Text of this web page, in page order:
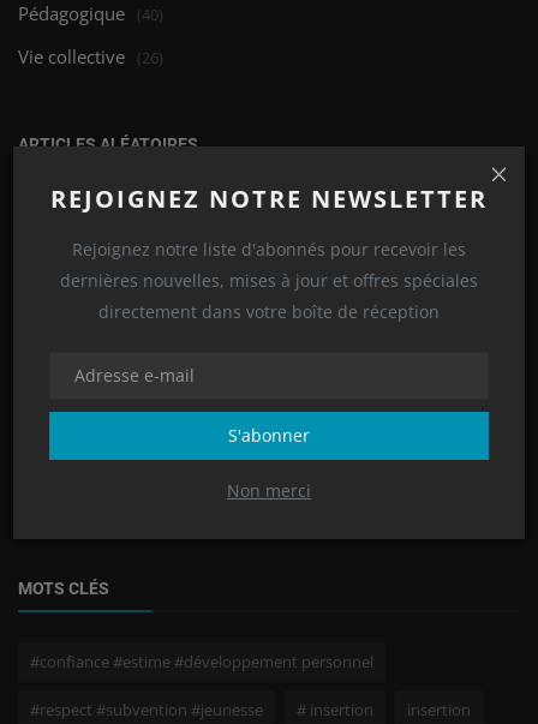
REJOIGNEZ NOTRE NEWSLETTER
Rejoignez notre liste d'abonnés pour recevoir les
dernières nouvelles, mises à jour et offres spéciales
directement dans votre boîte de réception
S'abonner
Non merci
Pédagogique (40)
Vie collective (26)
ARTICLES ALÉATOIRES
Relation Entreprise
KRÉA OUEST GUYANE rencontre les stagiaires
MOTS CLÉS
#confiance #estime #développement personnel
#respect #subvention #jeunesse # insertion insertion